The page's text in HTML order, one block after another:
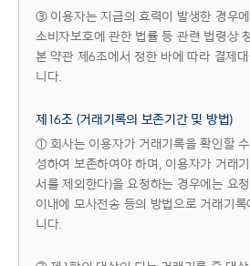
③ 이용자는 지급의 효력이 발생한 경우
소비자보호에 관한 법률 등 관련 법령상
본 약관 제6조에서 정한 바에 따라 결제
니다.
제16조 (거래기록의 보존기간 및 방법)
① 회사는 이용자가 거래기록을 확인할
성하여 보존하여야 하며, 이용자가 거래
서를 제외한다)을 요청하는 경우에는 요
이내에 모사전송 등의 방법으로 거래기
니다.